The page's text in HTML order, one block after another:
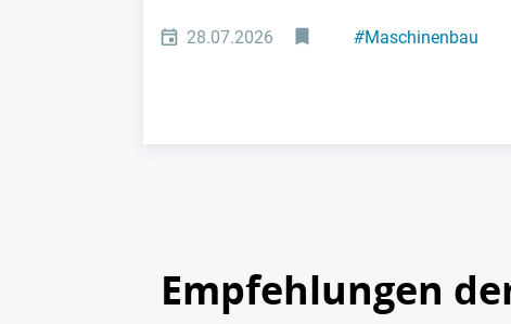
28.07.2026 #Maschinenbau
Empfehlungen